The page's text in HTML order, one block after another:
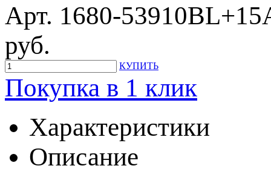
Арт. 1680-
руб.
КУПИТЬ
Покупка в 1 клик
Характеристики
Описание